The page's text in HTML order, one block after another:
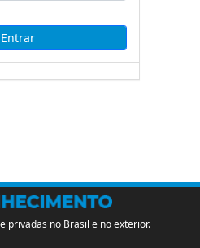
privadas no Brasil e no exterior.